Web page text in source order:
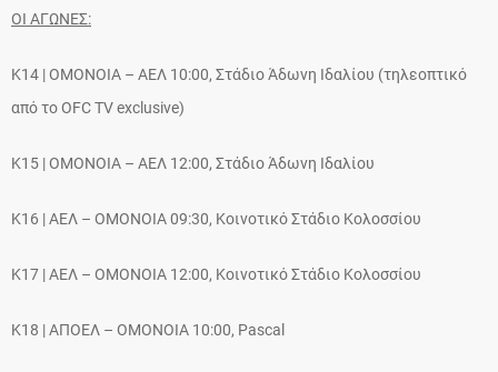
ΟΙ ΑΓΩΝΕΣ:
Κ14 | ΟΜΟΝΟΙΑ – ΑΕΛ 10:00, Στάδιο Άδωνη Ιδαλίου (τηλεοπτικό
από το OFC TV exclusive)
Κ15 | ΟΜΟΝΟΙΑ – ΑΕΛ 12:00, Στάδιο Άδωνη Ιδαλίου
Κ16 | AEΛ – ΟΜΟΝΟΙΑ 09:30, Κοινοτικό Στάδιο Κολοσσίου
Κ17 | AEΛ – ΟΜΟΝΟΙΑ 12:00, Κοινοτικό Στάδιο Κολοσσίου
Κ18 | ΑΠΟΕΛ – ΟΜΟΝΟΙΑ 10:00, Pascal